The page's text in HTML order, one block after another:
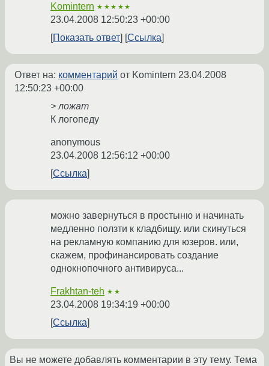
Komintern ★★★★★
23.04.2008 12:50:23 +00:00
Показать ответ
Ссылка
Ответ на: комментарий от Komintern 23.04.2008
12:50:23 +00:00
> ложат
К логопеду
anonymous
23.04.2008 12:56:12 +00:00
Ссылка
можно завернуться в простыню и начинать
медленно ползти к кладбищу. или скинуться
на рекламную компанию для юзеров. или,
скажем, профинансировать создание
однокнопочного антивируса...
Frakhtan-teh ★★
23.04.2008 19:34:19 +00:00
Ссылка
Вы не можете добавлять комментарии в эту тему. Тема